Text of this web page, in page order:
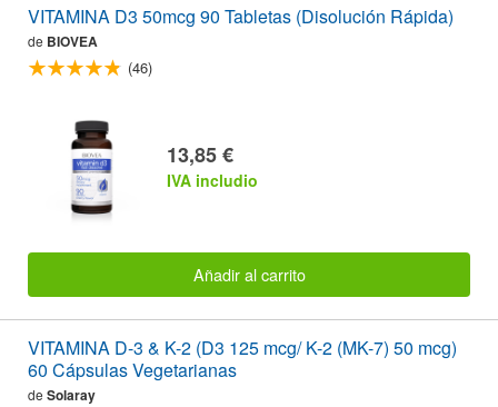
VITAMINA D3 50mcg 90 Tabletas (Disolución Rápida)
de BIOVEA
(46)
13,85 €
IVA includio
Añadir al carrito
VITAMINA D-3 & K-2 (D3 125 mcg/ K-2 (MK-7) 50 mcg)
60 Cápsulas Vegetarianas
de Solaray